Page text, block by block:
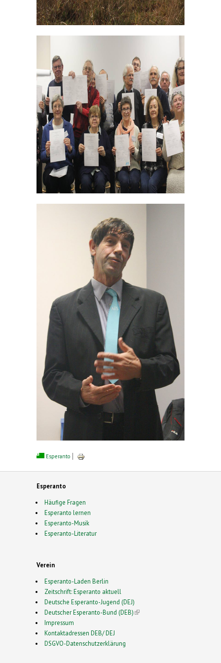
Esperanto
Esperanto
Häufige Fragen
Esperanto lernen
Esperanto-Musik
Esperanto-Literatur
Verein
Esperanto-Laden Berlin
Zeitschrift: Esperanto aktuell
Deutsche Esperanto-Jugend (DEJ)
Deutscher Esperanto-Bund (DEB)(link is external)
Impressum
Kontaktadressen DEB/ DEJ
DSGVO-Datenschutzerklärung